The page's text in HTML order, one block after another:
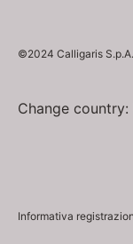
©2024 Calligaris
Change
Informativa